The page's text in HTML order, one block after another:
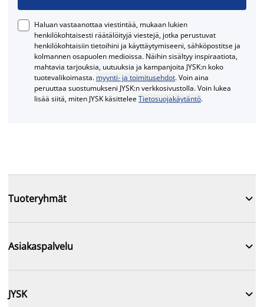
Haluan vastaanottaa viestintää, mukaan lukien
henkilökohtaisesti räätälöityjä viestejä, jotka perustuvat
henkilökohtaisiin tietoihini ja käyttäytymiseeni, sähköpostitse ja
kolmannen osapuolen medioissa. Näihin sisältyy inspiraatiota,
mahtavia tarjouksia, uutuuksia ja kampanjoita JYSK:n koko
tuotevalikoimasta. myynti- ja toimitusehdot. Voin aina
peruuttaa suostumukseni JYSK:n verkkosivustolla. Voin lukea
lisää siitä, miten JYSK käsitteleeTietosuojakäytäntö.
Tuoteryhmät 
Asiakaspalvelu 
JYSK 